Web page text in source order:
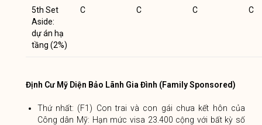
5th Set
Aside:
dự án hạ
tầng (2%)
C C C C
Định Cư Mỹ Diện Bảo Lãnh Gia Đình (Family Sponsored)
Thứ nhất: (F1) Con trai và con gái chưa kết hôn của
Công dân Mỹ: Hạn mức visa 23.400 cộng với bất kỳ số